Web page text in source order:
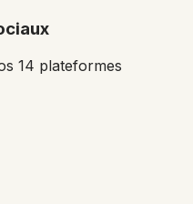
14 plateformes